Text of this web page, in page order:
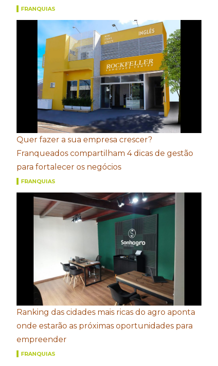
FRANQUIAS
Quer fazer a sua empresa crescer?
Franqueados compartilham 4 dicas de gestão
para fortalecer os negócios
FRANQUIAS
Ranking das cidades mais ricas do agro aponta
onde estarão as próximas oportunidades para
empreender
FRANQUIAS